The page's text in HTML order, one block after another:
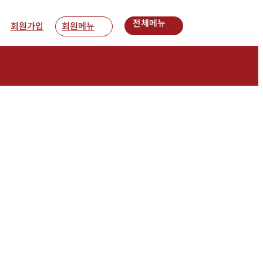
회원가입 회원메뉴 전체메뉴